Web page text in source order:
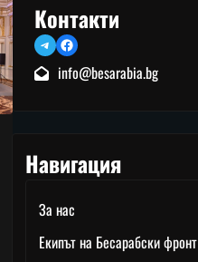
Контакти
TelegramFacebook
info@besarabia.bg
Навигация
За нас
Екипът на Бесарабски фронт